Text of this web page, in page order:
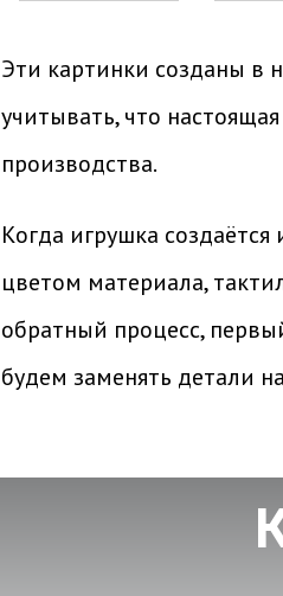
Эти картинки созданы в
учитывать, что
производства.
Когда игрушка
цветом материала,
обратный процесс,
будем заменять детали